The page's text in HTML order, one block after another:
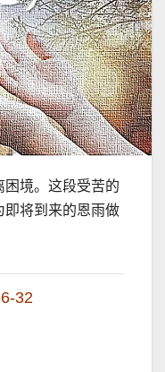
境。这段受苦的
即将到来的恩雨做
32